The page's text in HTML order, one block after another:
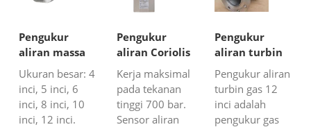
vortex tanpa
mematikan
yang sedang
berjalan.
Pelanggan...
aliran cairan
konduktif
besar, seperti
air limbah, air...
termal pabrik
Untuk pipa
saluran persegi
panjang atau
tumpukan.
Pengukur
aliran massa
Coriolis
ukuran besar
Ukuran besar: 4
inci, 5 inci, 6
inci, 8 inci, 10
inci, 12 inci.
Pengukur
aliran Coriolis
tekanan tinggi
Kerja maksimal
pada tekanan
tinggi 700 bar.
Sensor aliran
Pengukur
aliran turbin
gas 12 inci
Pengukur aliran
turbin gas 12
inci adalah
pengukur gas